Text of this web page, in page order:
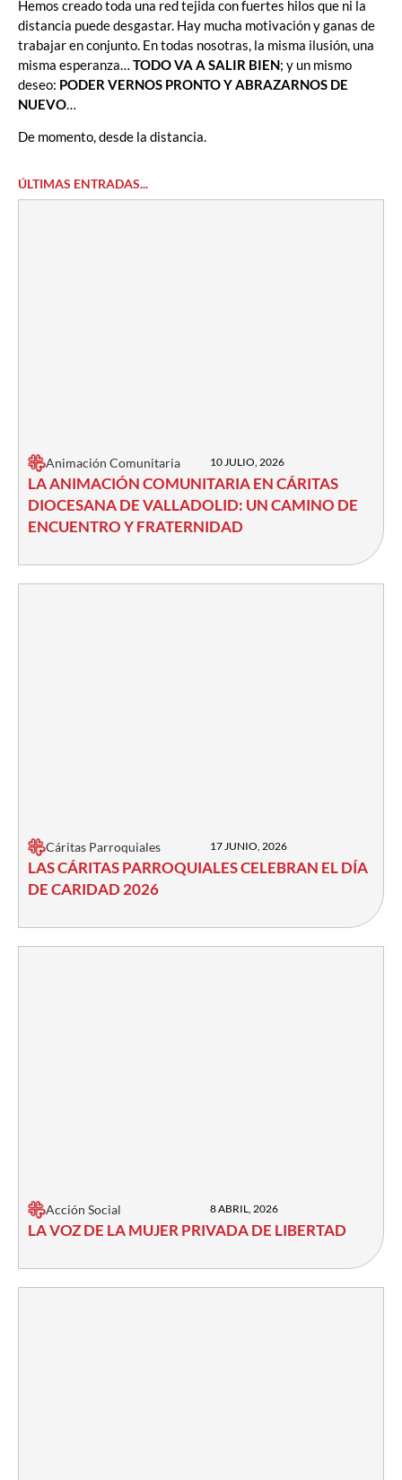
Hemos creado toda una red tejida con fuertes hilos que ni la
distancia puede desgastar. Hay mucha motivación y ganas de
trabajar en conjunto. En todas nosotras, la misma ilusión, una
misma esperanza… TODO VA A SALIR BIEN; y un mismo
deseo: PODER VERNOS PRONTO Y ABRAZARNOS DE
NUEVO…
De momento, desde la distancia.
ÚLTIMAS ENTRADAS...
Animación Comunitaria 10 JULIO, 2026
LA ANIMACIÓN COMUNITARIA EN CÁRITAS
DIOCESANA DE VALLADOLID: UN CAMINO DE
ENCUENTRO Y FRATERNIDAD
Cáritas Parroquiales 17 JUNIO, 2026
LAS CÁRITAS PARROQUIALES CELEBRAN EL DÍA
DE CARIDAD 2026
Acción Social 8 ABRIL, 2026
LA VOZ DE LA MUJER PRIVADA DE LIBERTAD